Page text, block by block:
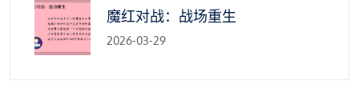
魔红对战：战场重生
2026-03-29